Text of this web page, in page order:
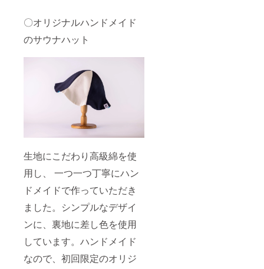
〇オリジナルハンドメイド
のサウナハット
生地にこだわり高級綿を使
用し、 一つ一つ丁寧にハン
ドメイドで作っていただき
ました。シンプルなデザイ
ンに、裏地に差し色を使用
しています。ハンドメイド
なので、初回限定のオリジ